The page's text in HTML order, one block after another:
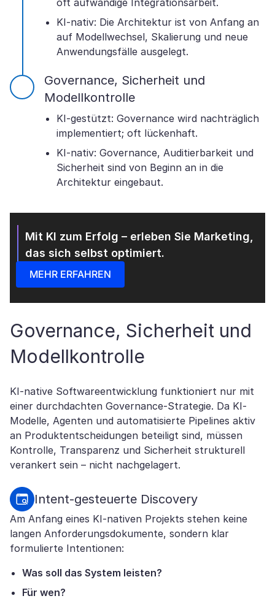
oft aufwändige Integrationsarbeit.
KI-nativ: Die Architektur ist von Anfang an
auf Modellwechsel, Skalierung und neue
Anwendungsfälle ausgelegt.
Governance, Sicherheit und
Modellkontrolle
KI-gestützt: Governance wird nachträglich
implementiert; oft lückenhaft.
KI-nativ: Governance, Auditierbarkeit und
Sicherheit sind von Beginn an in die
Architektur eingebaut.
Mit KI zum Erfolg – erleben Sie Marketing,
das sich selbst optimiert.
MEHR ERFAHREN
Governance, Sicherheit und
Modellkontrolle
KI-native Softwareentwicklung funktioniert nur mit
einer durchdachten Governance-Strategie. Da KI-
Modelle, Agenten und automatisierte Pipelines aktiv
an Produktentscheidungen beteiligt sind, müssen
Kontrolle, Transparenz und Sicherheit strukturell
verankert sein – nicht nachgelagert.
Intent-gesteuerte Discovery
Am Anfang eines KI-nativen Projekts stehen keine
langen Anforderungsdokumente, sondern klar
formulierte Intentionen:
Was soll das System leisten?
Für wen?